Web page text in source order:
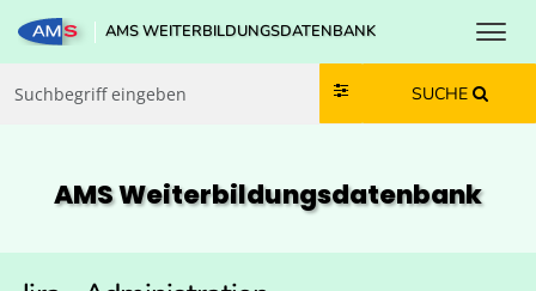
Zum Inhalt springen
Zum Navmenü springen
Zur Suche springen
Zur Footer springen
AMS WEITERBILDUNGSDATENBANK
SUCHE
AMS Weiterbildungs­datenbank